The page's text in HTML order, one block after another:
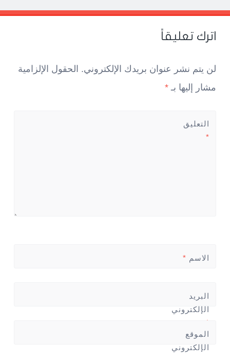
Post
navigation
←
→
اترك تعليقاً
لن يتم نشر عنوان بريدك الإلكتروني. الحقول الإلزامية
مشار إليها بـ *
التعليق
*
الاسم *
البريد
الإلكتروني
*
الموقع
الإلكتروني